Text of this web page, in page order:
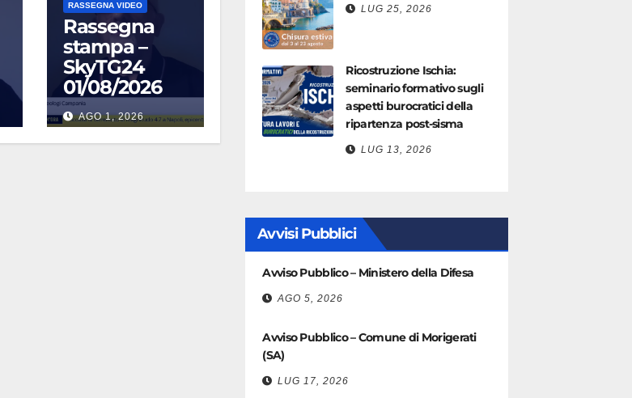
RASSEGNA VIDEO
Rassegna
stampa –
SkyTG24
01/08/2026
AGO 1, 2026
LUG 25, 2026
Ricostruzione Ischia:
seminario formativo sugli
aspetti burocratici della
ripartenza post-sisma
LUG 13, 2026
Avvisi Pubblici
Avviso Pubblico – Ministero della Difesa
AGO 5, 2026
Avviso Pubblico – Comune di Morigerati
(SA)
LUG 17, 2026